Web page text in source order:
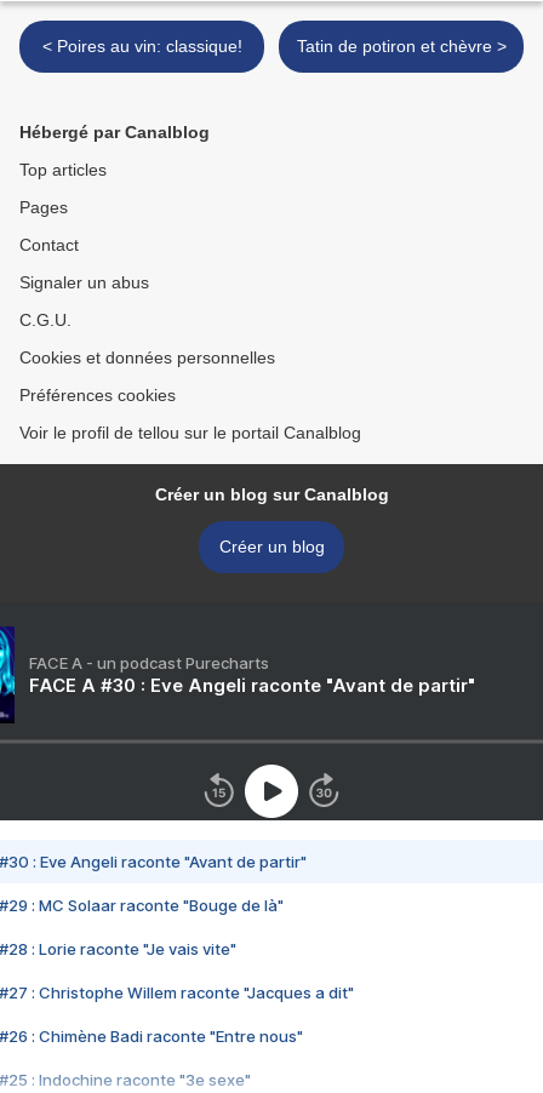
< Poires au vin: classique! Tatin de potiron et chèvre >
Hébergé par Canalblog
Top articles
Pages
Contact
Signaler un abus
C.G.U.
Cookies et données personnelles
Préférences cookies
Voir le profil de tellou sur le portail Canalblog
Créer un blog sur Canalblog
Créer un blog
FACE A - un podcast Purecharts
FACE A #30 : Eve Angeli raconte "Avant de partir"
#30 : Eve Angeli raconte "Avant de partir"
#29 : MC Solaar raconte "Bouge de là"
#28 : Lorie raconte "Je vais vite"
#27 : Christophe Willem raconte "Jacques a dit"
#26 : Chimène Badi raconte "Entre nous"
#25 : Indochine raconte "3e sexe"